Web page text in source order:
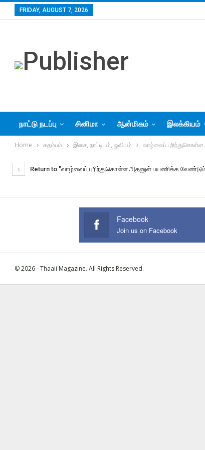
FRIDAY, AUGUST 7, 2026
நாட்டு நடப்பு சினிமா ஆன்மிகம் இலக்கியம்
Home கதம்பம் இசை, நாட்டியம், ஓவியம் வாழ்வைப்
Return to "வாழ்வைப் புரிந்துகொள்ள அதனுள் பயணிக்க
Facebook
Join us on Facebook
© 2026 - Thaaii Magazine. All Rights Reserved.